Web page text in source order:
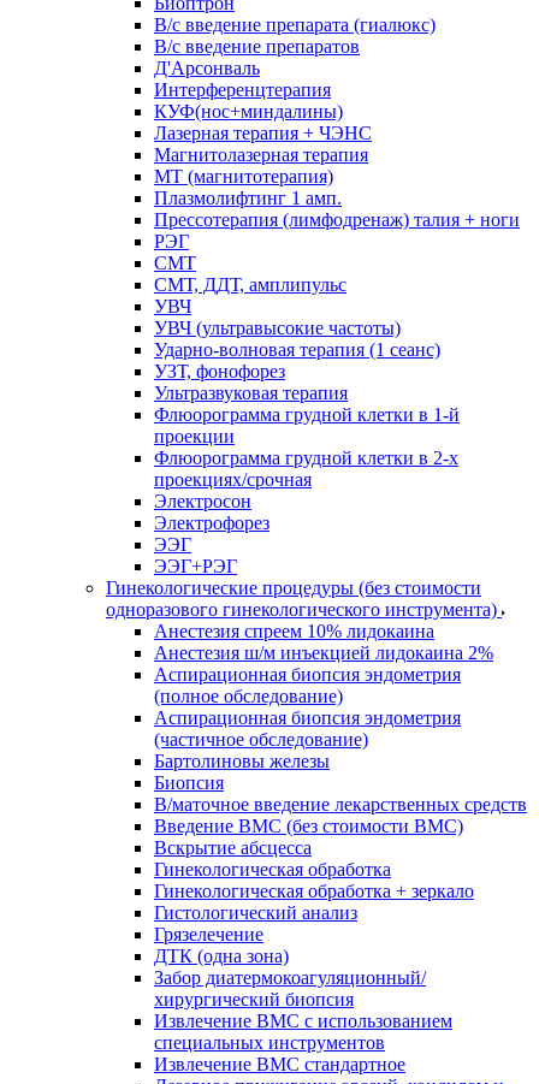
В/с введение препарата (гиалюкс)
В/с введение препаратов
Д'Арсонваль
Интерференцтерапия
КУФ(нос+миндалины)
Лазерная терапия + ЧЭНС
Магнитолазерная терапия
МТ (магнитотерапия)
Плазмолифтинг 1 амп.
Прессотерапия (лимфодренаж) талия + ноги
РЭГ
СМТ
СМТ, ДДТ, амплипульс
УВЧ
УВЧ (ультравысокие частоты)
Ударно-волновая терапия (1 сеанс)
УЗТ, фонофорез
Ультразвуковая терапия
Флюорограмма грудной клетки в 1-й
проекции
Флюорограмма грудной клетки в 2-х
проекциях/срочная
Электросон
Электрофорез
ЭЭГ
ЭЭГ+РЭГ
Гинекологические процедуры (без стоимости
одноразового гинекологического инструмента)
Анестезия спреем 10% лидокаина
Анестезия ш/м инъекцией лидокаина 2%
Аспирационная биопсия эндометрия
(полное обследование)
Аспирационная биопсия эндометрия
(частичное обследование)
Бартолиновы железы
Биопсия
В/маточное введение лекарственных средств
Введение ВМС (без стоимости ВМС)
Вскрытие абсцесса
Гинекологическая обработка
Гинекологическая обработка + зеркало
Гистологический анализ
Грязелечение
ДТК (одна зона)
Забор диатермокоагуляционный/
хирургический биопсия
Извлечение ВМС с использованием
специальных инструментов
Извлечение ВМС стандартное